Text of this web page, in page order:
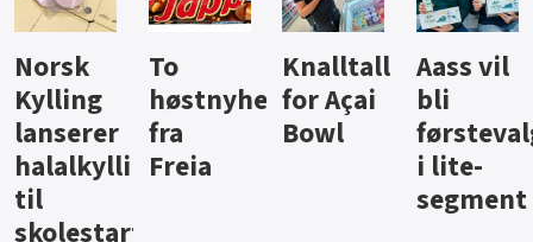
Knalltall
for Açai
Bowl
Aass vil
bli
førstevalg
i lite-
Brus og
jus fra
Berentsen
Hard
iste fra
Hansa